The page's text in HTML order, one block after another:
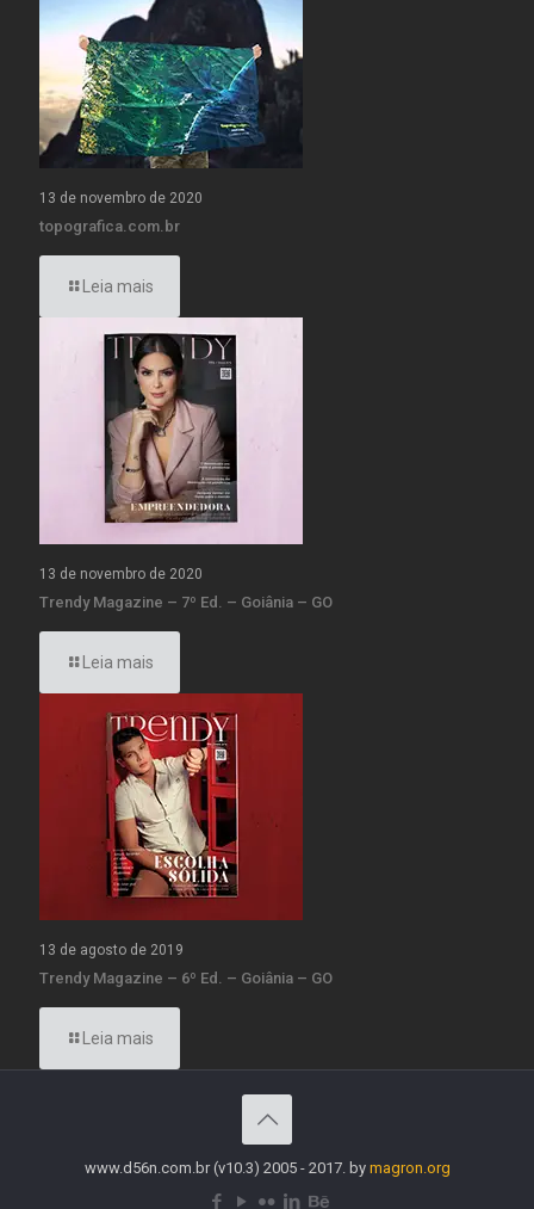
13 de novembro de 2020
topografica.com.br
Leia mais
13 de novembro de 2020
Trendy Magazine – 7º Ed. – Goiânia – GO
Leia mais
13 de agosto de 2019
Trendy Magazine – 6º Ed. – Goiânia – GO
Leia mais
www.d56n.com.br (v10.3) 2005 - 2017. by magron.org